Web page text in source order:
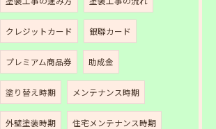
クレジットカード 銀聯カード
プレミアム商品券 助成金
塗り替え時期 メンテナンス時期
外壁塗装時期 住宅メンテナンス時期